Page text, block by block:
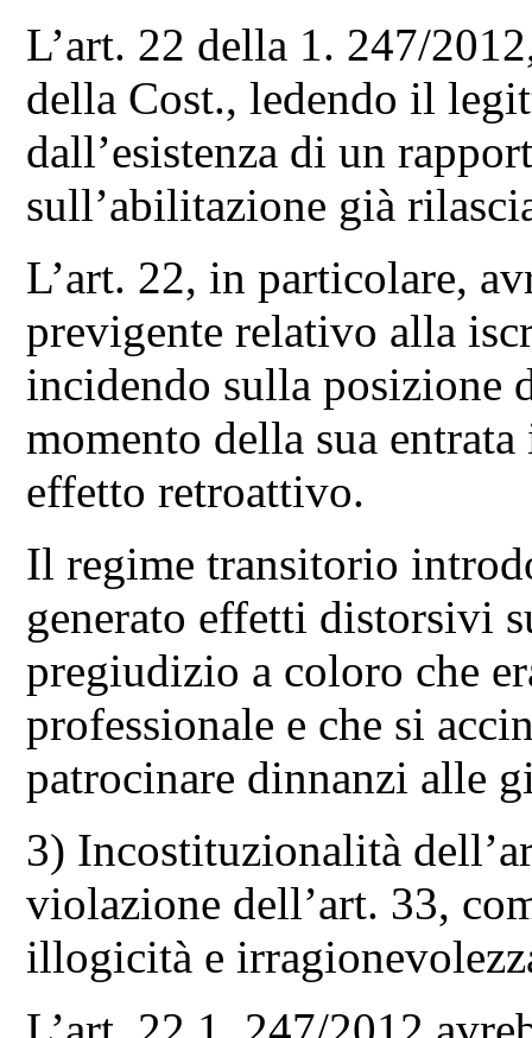
L’art. 22 della 1. 247/
della Cost., ledendo il
dall’esistenza di un
sull’abilitazione già
L’art. 22, in particolare,
previgente relativo alla
incidendo sulla posizione
momento della sua
effetto retroattivo.
Il regime transitorio
generato effetti distorsivi
pregiudizio a coloro che
professionale e che si
patrocinare dinnanzi alle
3) Incostituzionalità
violazione dell’art. 33,
illogicità e